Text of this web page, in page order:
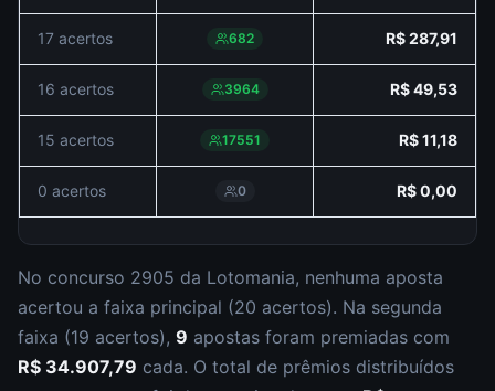
17 acertos 682 R$ 287,91
16 acertos 3964 R$ 49,53
15 acertos 17551 R$ 11,18
0 acertos 0 R$ 0,00
No concurso 2905 da Lotomania, nenhuma aposta
acertou a faixa principal (20 acertos). Na segunda
faixa (19 acertos), 9 apostas foram premiadas com
R$ 34.907,79 cada. O total de prêmios distribuídos